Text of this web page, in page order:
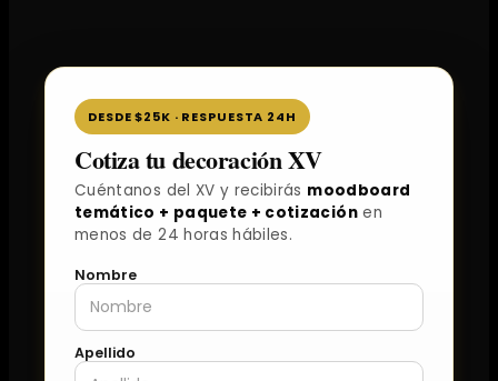
DESDE $25K · RESPUESTA 24H
Cotiza tu decoración XV
Cuéntanos del XV y recibirás moodboard
temático + paquete + cotizaciónen
menos de 24 horas hábiles.
Nombre
Apellido